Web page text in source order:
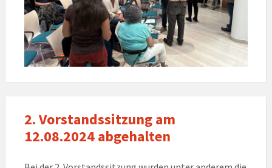
2. Vorstandssitzung am
12.08.2024 abgehalten